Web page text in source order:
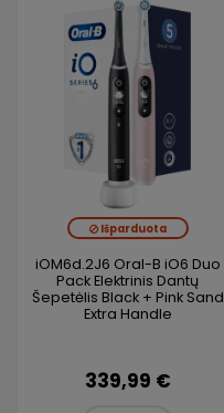
Išparduota
iOM6d.2J6 Oral-B iO6 Duo
Pack Elektrinis Dantų
Šepetėlis Black + Pink Sand
Extra Handle
339,99 €